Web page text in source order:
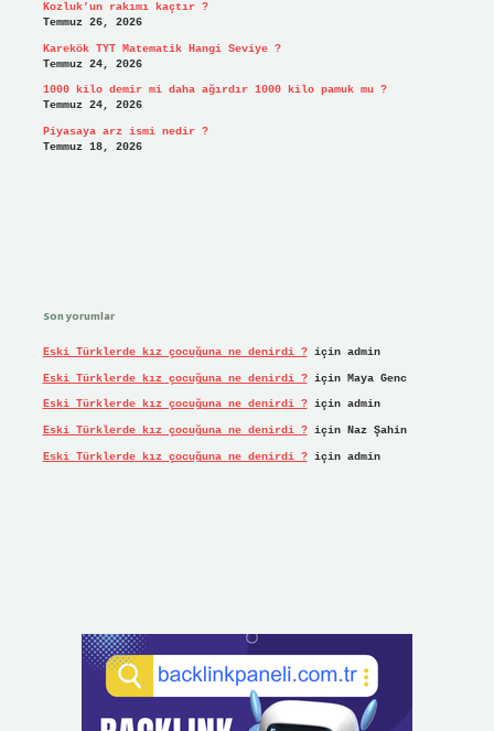
Kozluk’un rakımı kaçtır ?
Temmuz 26, 2026
Karekök TYT Matematik Hangi Seviye ?
Temmuz 24, 2026
1000 kilo demir mi daha ağırdır 1000 kilo pamuk mu ?
Temmuz 24, 2026
Piyasaya arz ismi nedir ?
Temmuz 18, 2026
Son yorumlar
Eski Türklerde kız çocuğuna ne denirdi ?için admin
Eski Türklerde kız çocuğuna ne denirdi ?için Maya Genc
Eski Türklerde kız çocuğuna ne denirdi ?için admin
Eski Türklerde kız çocuğuna ne denirdi ?için Naz Şahin
Eski Türklerde kız çocuğuna ne denirdi ?için admin